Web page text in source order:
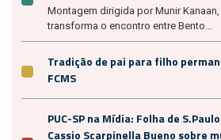
Montagem dirigida por Munir Kanaan,
transforma o encontro entre Bento...
Tradição de pai para filho
FCMS
PUC-SP na Mídia: Folha de
Cassio Scarpinella Bueno sobre